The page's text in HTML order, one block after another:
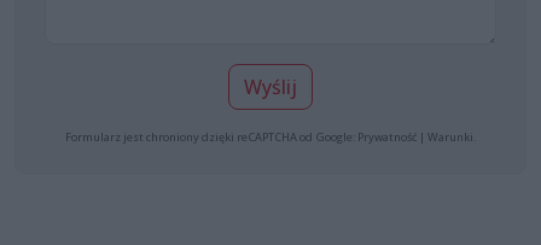
Wyślij
Formularz jest chroniony dzięki reCAPTCHA od Google: Prywatność | Warunki